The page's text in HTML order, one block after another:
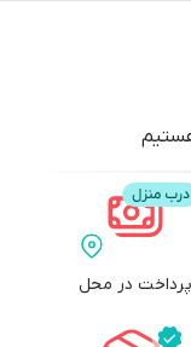
پرداخت در محل